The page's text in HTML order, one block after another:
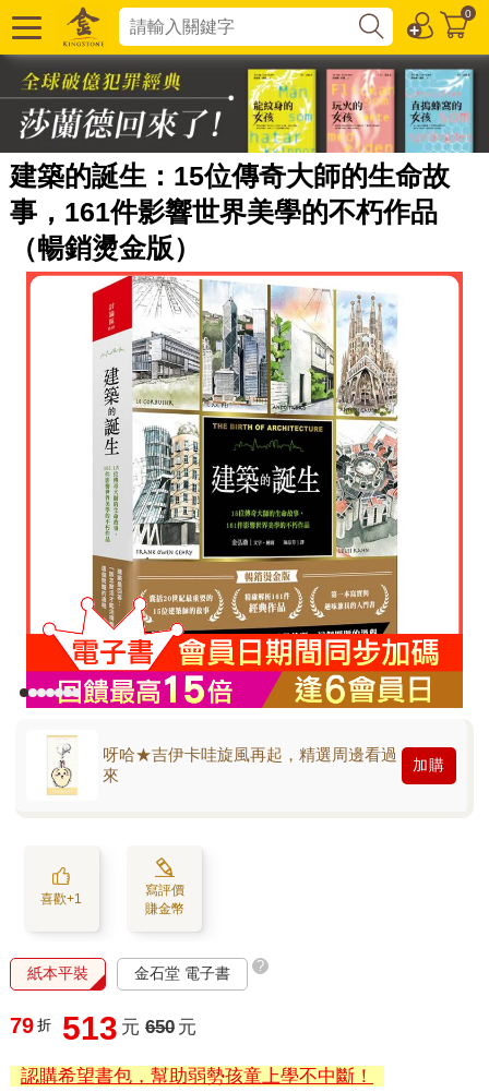
0
建築的誕生：15位傳奇大師的生命故
事，161件影響世界美學的不朽作品
（暢銷燙金版）
呀哈★吉伊卡哇旋風再起，精選周邊看過
來
加購
喜歡+1
寫評價
賺金幣
紙本平裝 金石堂 電子書 ?
79 折 513 元 650 元
認購希望書包，幫助弱勢孩童上學不中斷！